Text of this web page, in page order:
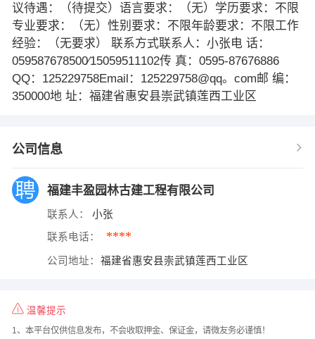
议待遇：（待提交）语言要求：（无）学历要求：不限
专业要求：（无）性别要求：不限年龄要求：不限工作
经验：（无要求） 联系方式联系人：小张电 话：
059587678500∕15059511102传 真：0595-87676886
QQ：125229758Email：125229758@qq。com邮 编：
350000地 址：福建省惠安县崇武镇莲西工业区
公司信息
福建丰盈园林古建工程有限公司
联系人： 小张
联系电话： ****
公司地址： 福建省惠安县崇武镇莲西工业区
温馨提示
1、本平台仅供信息发布，不会收取押金、保证金，请微友务必谨慎！